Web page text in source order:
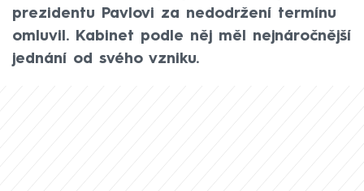
prezidentu Pavlovi za nedodržení termínu
omluvil. Kabinet podle něj měl nejnáročnější
jednání od svého vzniku.